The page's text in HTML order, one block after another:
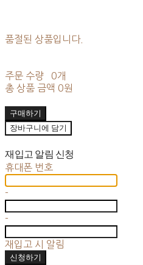
품절된 상품입니다.
주문 수량
0개
총 상품 금액 0원
구매하기
장바구니에 담기
재입고 알림 신청
휴대폰 번호
-
-
재입고 시 알림
신청하기